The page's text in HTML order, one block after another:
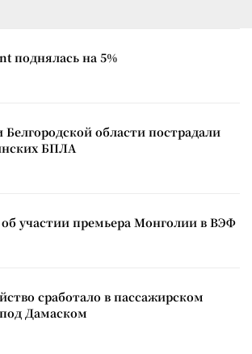
поднялась на 5%
области пострадали
БПЛА
участии премьера Монголии в ВЭФ
сработало в пассажирском
Дамаском